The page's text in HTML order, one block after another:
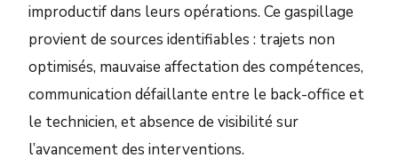
improductif dans leurs opérations. Ce gaspillage
provient de sources identifiables : trajets non
optimisés, mauvaise affectation des compétences,
communication défaillante entre le back-office et
le technicien, et absence de visibilité sur
l’avancement des interventions.